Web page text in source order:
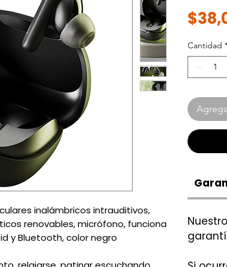
inalámbricos intrauditivos,
renovables, micrófono, funciona
y Bluetooth, color negro
Cantidad